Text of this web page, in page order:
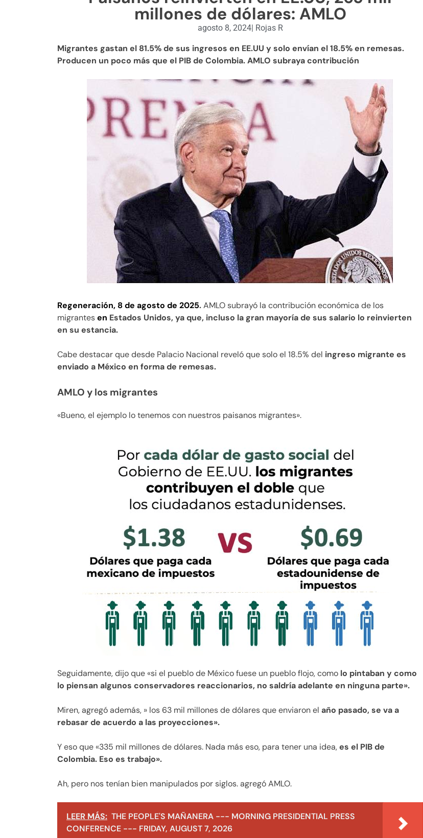
millones de dólares: AMLO
agosto 8, 2024| Rojas R
Migrantes gastan el 81.5% de sus ingresos en EE.UU y solo envían el 18.5% en remesas.
Producen un poco más que el PIB de Colombia. AMLO subraya contribución
Regeneración, 8 de agosto de 2025.AMLO subrayó la contribución económica de los
migrantesen Estados Unidos, ya que, incluso la gran mayoría de sus salario lo reinvierten
en su estancia.
Cabe destacar que desde Palacio Nacional reveló que solo el 18.5% del ingreso migrante es
enviado a México en forma de remesas.
AMLO y los migrantes
«Bueno, el ejemplo lo tenemos con nuestros paisanos migrantes».
Seguidamente, dijo que «si el pueblo de México fuese un pueblo flojo, como lo pintaban y como
lo piensan algunos conservadores reaccionarios, no saldría adelante en ninguna parte».
Miren, agregó además, » los 63 mil millones de dólares que enviaron el año pasado, se va a
rebasar de acuerdo a las proyecciones».
Y eso que «335 mil millones de dólares. Nada más eso, para tener una idea,es el PIB de
Colombia. Eso es trabajo».
Ah, pero nos tenían bien manipulados por siglos. agregó AMLO.
LEER MÁS: THE PEOPLE'S MAÑANERA --- MORNING PRESIDENTIAL PRESS
CONFERENCE --- FRIDAY, AUGUST 7, 2026